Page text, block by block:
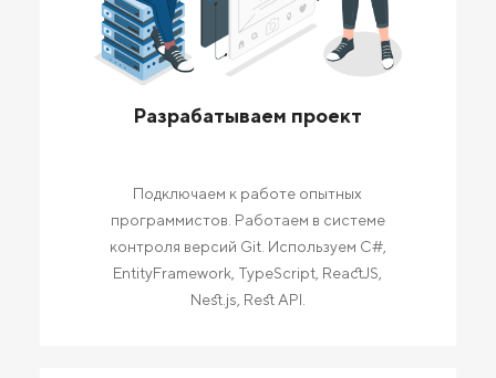
Разрабатываем проект
Подключаем к работе опытных
программистов. Работаем в системе
контроля версий Git. Используем C#,
EntityFramework, TypeScript, ReactJS,
Nest.js, Rest API.